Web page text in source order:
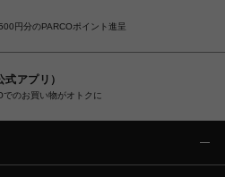
円分のPARCOポイント進呈
アプリ）
でのお買い物がオトクに